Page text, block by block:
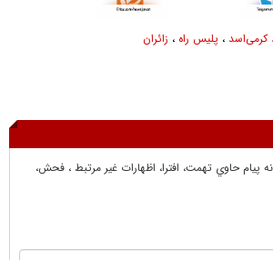
، پلیس راه ، زائران
پيام حاوي تهمت، افترا، اظهارات غير مرتبط ، فحش،